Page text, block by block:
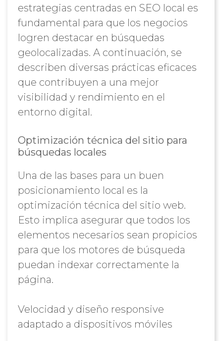
estrategias centradas en SEO local es
fundamental para que los negocios
logren destacar en búsquedas
geolocalizadas. A continuación, se
describen diversas prácticas eficaces
que contribuyen a una mejor
visibilidad y rendimiento en el
entorno digital.
Optimización técnica del sitio para
búsquedas locales
Una de las bases para un buen
posicionamiento local es la
optimización técnica del sitio web.
Esto implica asegurar que todos los
elementos necesarios sean propicios
para que los motores de búsqueda
puedan indexar correctamente la
página.
Velocidad y diseño responsive
adaptado a dispositivos móviles